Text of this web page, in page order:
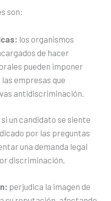
son:
los organismos
de hacer
pueden imponer
empresas que
antidiscriminación.
si un candidato se siente
por las preguntas
una demanda legal
discriminación.
perjudica la imagen de